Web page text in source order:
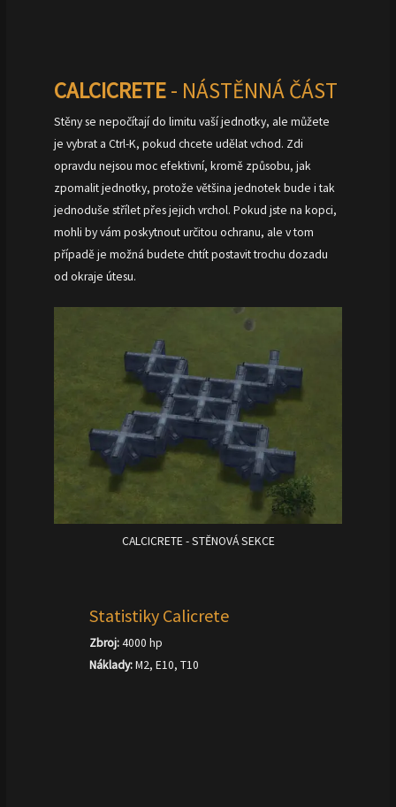
CALCICRETE- NÁSTĚNNÁ ČÁST
Stěny se nepočítají do limitu vaší jednotky, ale můžete
je vybrat a Ctrl-K, pokud chcete udělat vchod. Zdi
opravdu nejsou moc efektivní, kromě způsobu, jak
zpomalit jednotky, protože většina jednotek bude i tak
jednoduše střílet přes jejich vrchol. Pokud jste na kopci,
mohli by vám poskytnout určitou ochranu, ale v tom
případě je možná budete chtít postavit trochu dozadu
od okraje útesu.
CALCICRETE - STĚNOVÁ SEKCE
Statistiky Calicrete
Zbroj:4000 hp
Náklady:M2, E10, T10